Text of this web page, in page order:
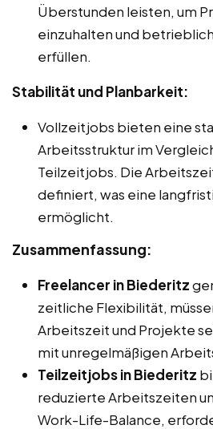
Überstunden leisten, um
einzuhalten und
erfüllen.
Stabilität und Planbarkeit:
Vollzeitjobs bieten eine
Arbeitsstruktur im
Teilzeitjobs. Die
definiert, was eine
ermöglicht.
Zusammenfassung:
Freelancer in Biederitz
zeitliche Flexibilität,
Arbeitszeit und Projekte
mit unregelmäßigen
Teilzeitjobs in Biederitz
reduzierte Arbeitszeiten
Work-Life-Balance,